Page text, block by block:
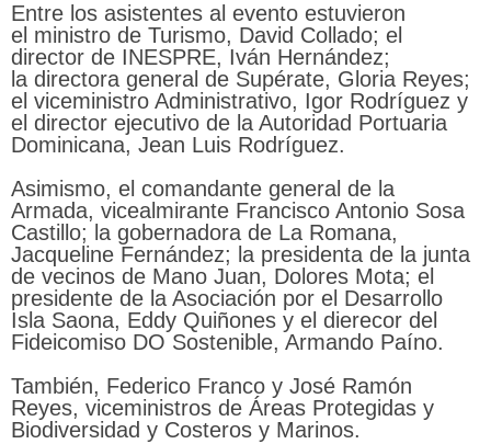
Entre los asistentes al evento estuvieron
el ministro de Turismo, David Collado; el
director de INESPRE, Iván Hernández;
la directora general de Supérate, Gloria Reyes;
el viceministro Administrativo, Igor Rodríguez y
el director ejecutivo de la Autoridad Portuaria
Dominicana, Jean Luis Rodríguez.
Asimismo, el comandante general de la
Armada, vicealmirante Francisco Antonio Sosa
Castillo; la gobernadora de La Romana,
Jacqueline Fernández; la presidenta de la junta
de vecinos de Mano Juan, Dolores Mota; el
presidente de la Asociación por el Desarrollo
Isla Saona, Eddy Quiñones y el dierecor del
Fideicomiso DO Sostenible, Armando Paíno.
También, Federico Franco y José Ramón
Reyes, viceministros de Áreas Protegidas y
Biodiversidad y Costeros y Marinos.